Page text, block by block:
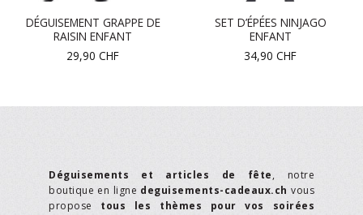
DÉGUISEMENT GRAPPE DE
RAISIN ENFANT
29,90 CHF
SET D’ÉPÉES NINJAGO
ENFANT
34,90 CHF
Déguisements et articles de fête, notre
boutique en ligne deguisements-cadeaux.ch vous
propose tous les thèmes pour vos soirées